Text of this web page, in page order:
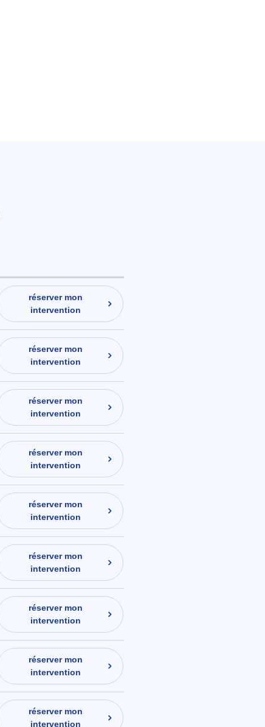
réserver mon
intervention
réserver mon
intervention
réserver mon
intervention
réserver mon
intervention
réserver mon
intervention
réserver mon
intervention
réserver mon
intervention
réserver mon
intervention
réserver mon
intervention